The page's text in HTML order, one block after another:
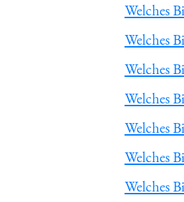
Welches
Welches
Welches
Welches
Welches
Welches
Welches